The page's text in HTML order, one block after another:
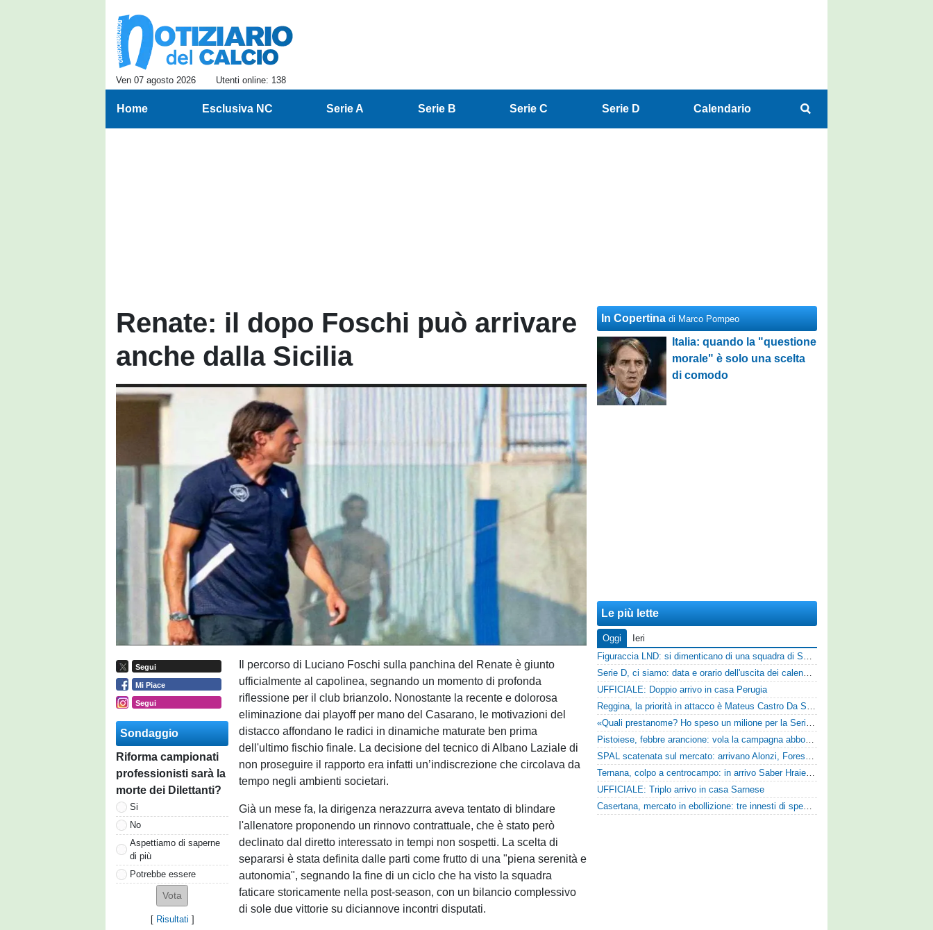
Ven 07 agosto 2026 Utenti online: 138
Home Esclusiva NC Serie A Serie B Serie C Serie D Calendario
Renate: il dopo Foschi può arrivare
anche dalla Sicilia
Segui
Mi Piace
Segui
Sondaggio
Riforma campionati
professionisti sarà la
morte dei Dilettanti?
Si
No
Aspettiamo di saperne
di più
Potrebbe essere
[ Risultati ]
Il percorso di Luciano Foschi sulla panchina del Renate è giunto
ufficialmente al capolinea, segnando un momento di profonda
riflessione per il club brianzolo. Nonostante la recente e dolorosa
eliminazione dai playoff per mano del Casarano, le motivazioni del
distacco affondano le radici in dinamiche maturate ben prima
dell'ultimo fischio finale. La decisione del tecnico di Albano Laziale di
non proseguire il rapporto era infatti un’indiscrezione che circolava da
tempo negli ambienti societari.
Già un mese fa, la dirigenza nerazzurra aveva tentato di blindare
l'allenatore proponendo un rinnovo contrattuale, che è stato però
declinato dal diretto interessato in tempi non sospetti. La scelta di
separarsi è stata definita dalle parti come frutto di una "piena serenità e
autonomia", segnando la fine di un ciclo che ha visto la squadra
faticare storicamente nella post-season, con un bilancio complessivo
di sole due vittorie su diciannove incontri disputati.
In Copertina di Marco Pompeo
Italia: quando la "questione
morale" è solo una scelta
di comodo
Le più lette
Oggi
Ieri
Figuraccia LND: si dimenticano di una squadra di Serie D, è da rifare il programma Coppa Italia
Serie D, ci siamo: data e orario dell'uscita dei calendari ufficiali
UFFICIALE: Doppio arrivo in casa Perugia
Reggina, la priorità in attacco è Mateus Castro Da Silva: ore decisive per la fumata bianca
«Quali prestanome? Ho speso un milione per la Serie D»: Bandecchi rompe il silenzio sul futuro della Ternana
Pistoiese, febbre arancione: vola la campagna abbonamenti, superata quota 750 tessere
SPAL scatenata sul mercato: arrivano Alonzi, Foresta, Munaretto e Tobia
Ternana, colpo a centrocampo: in arrivo Saber Hraiech, per Scappini si attende l'accordo
UFFICIALE: Triplo arrivo in casa Sarnese
Casertana, mercato in ebollizione: tre innesti di spessore per lo scacchiere di Vinicio Espinal